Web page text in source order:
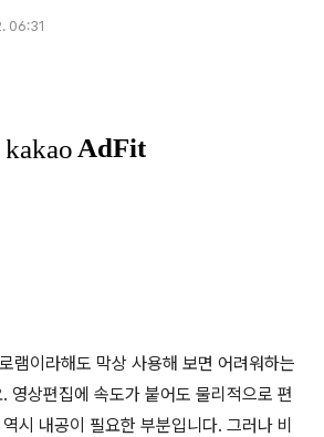
06:31
램이라해도 막상 사용해 보면 어려워하는
영상편집에 속도가 붙어도 물리적으로 편
시 내공이 필요한 부분입니다. 그러나 비